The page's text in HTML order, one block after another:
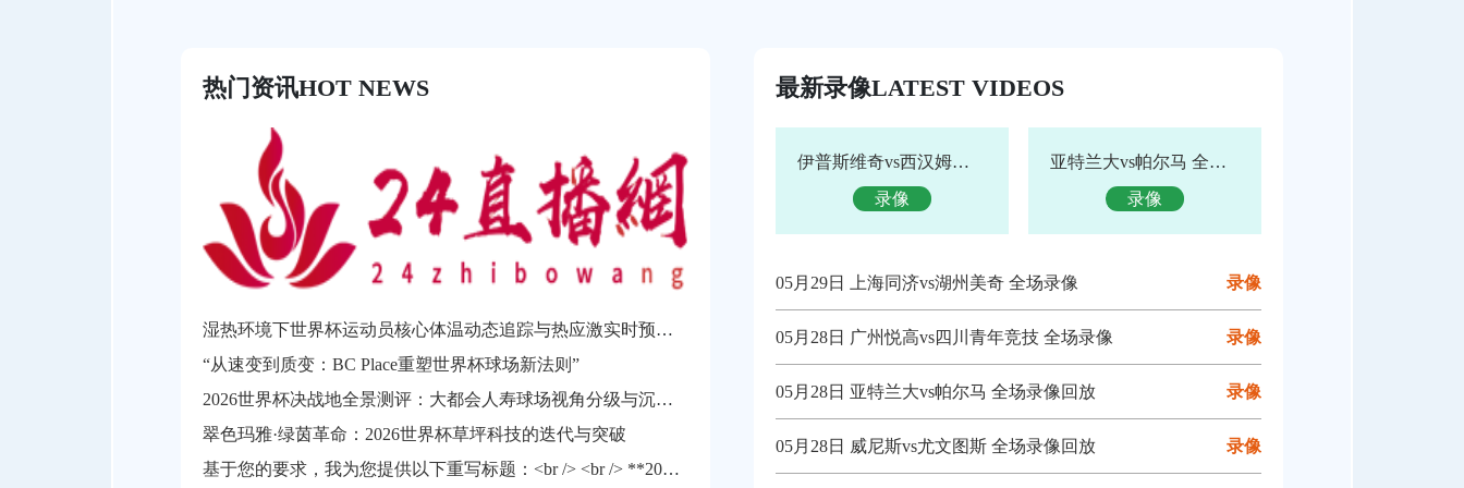
热门资讯HOT NEWS
湿热环境下世界杯运动员核心体温动态追踪与热应激实时预警系统构建
“从速变到质变：BC Place重塑世界杯球场新法则”
2026世界杯决战地全景测评：大都会人寿球场视角分级与沉浸观赛指南
翠色玛雅·绿茵革命：2026世界杯草坪科技的迭代与突破
基于您的要求，我为您提供以下重写标题：<br /> <br /> **2026世界杯北美空域动态协调机制：跨区航路弹性管理与区域交通网络协同效能分析**
最新录像LATEST VIDEOS
伊普斯维奇vs西汉姆联 全场录像回放
录像
亚特兰大vs帕尔马 全场录像回放
录像
录像
05月29日 上海同济vs湖州美奇 全场录像
录像
05月28日 广州悦高vs四川青年竞技 全场录像
录像
05月28日 亚特兰大vs帕尔马 全场录像回放
录像
05月28日 威尼斯vs尤文图斯 全场录像回放